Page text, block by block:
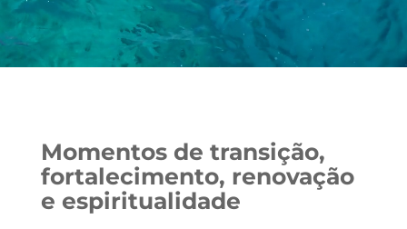
Momentos de transição,
fortalecimento, renovação
e espiritualidade